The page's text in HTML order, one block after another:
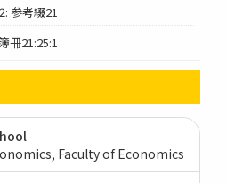
参考綴21
冊21:25:1
Faculty of Economics